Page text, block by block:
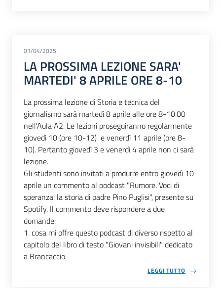
01/04/2025
LA PROSSIMA LEZIONE SARA'
MARTEDI' 8 APRILE ORE 8-10
La prossima lezione di Storia e tecnica del
giornalismo sarà martedì 8 aprile alle ore 8-10.00
nell'Aula A2. Le lezioni proseguiranno regolarmente
giovedì 10 (ore 10-12) e venerdì 11 aprile (ore 8-
10). Pertanto giovedì 3 e venerdì 4 aprile non ci sarà
lezione.
Gli studenti sono invitati a produrre entro giovedì 10
aprile un commento al podcast "Rumore. Voci di
speranza: la storia di padre Pino Puglisi", presente su
Spotify. Il commento deve rispondere a due
domande:
1. cosa mi offre questo podcast di diverso rispetto al
capitolo del libro di testo "Giovani invisibili" dedicato
a Brancaccio
LEGGI TUTTO